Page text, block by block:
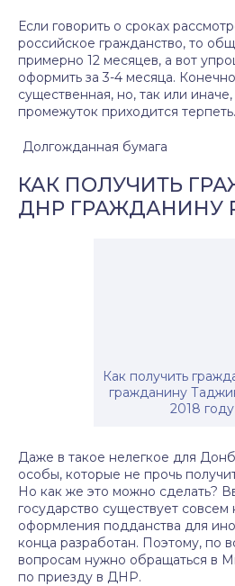
Если говорить о сроках
российское гражданство, то
примерно 12 месяцев, а вот
оформить за 3-4 месяца.
существенная, но, так или
промежуток приходится терпеть.
Долгожданная бумага
КАК ПОЛУЧИТЬ
ДНР ГРАЖДАНИНУ
Как получить
гражданину
2018 году
Даже в такое нелегкое для
особы, которые не прочь
Но как же это можно сделать?
государство существует
оформления подданства для
конца разработан. Поэтому, по
вопросам нужно обращаться в
по приезду в ДНР.